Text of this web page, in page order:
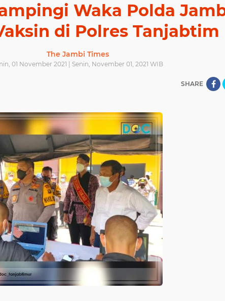
Waka Polda
di Polres Tanjabtim
The Jambi Times
01 November 2021 | Senin, November 01, 2021 WIB
SHARE